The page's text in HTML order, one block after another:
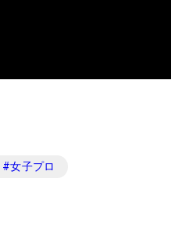
#女子プロ